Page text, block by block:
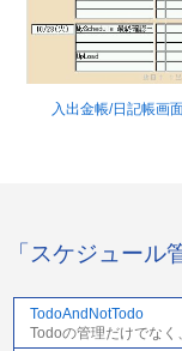
入出金帳/日記帳画
「スケジュー
TodoAndNotTodo
Todoの管理だけでな